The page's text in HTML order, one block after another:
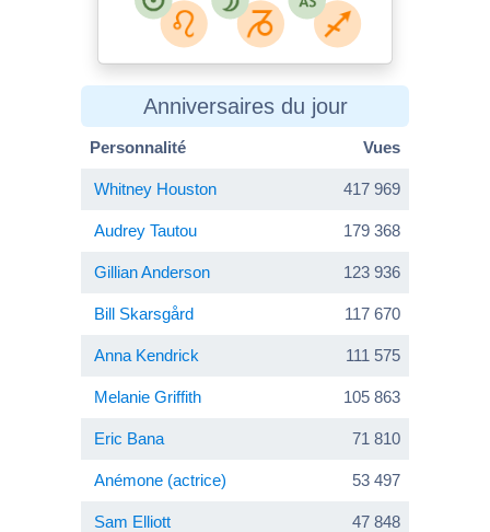
Anniversaires du jour
Personnalité Vues
Whitney Houston 417 969
Audrey Tautou 179 368
Gillian Anderson 123 936
Bill Skarsgård 117 670
Anna Kendrick 111 575
Melanie Griffith 105 863
Eric Bana 71 810
Anémone (actrice) 53 497
Sam Elliott 47 848